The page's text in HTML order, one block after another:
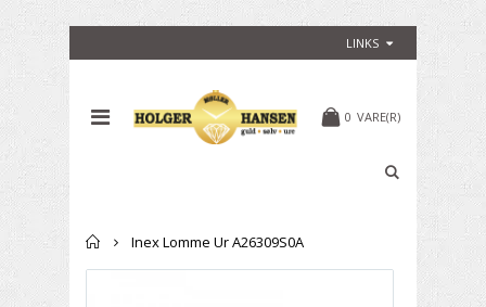
LINKS
0 VARE(R)
Forside
Inex Lomme Ur A26309S0A